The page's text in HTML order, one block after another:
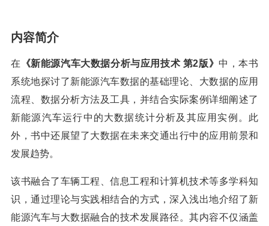
内容简介
在 《新能源汽车大数据分析与应用技术 第2版》 中，本书
系统地探讨了新能源汽车数据的基础理论、大数据的应用
流程、数据分析方法及工具，并结合实际案例详细阐述了
新能源汽车运行中的大数据统计分析及其应用实例。此
外，书中还展望了大数据在未来交通出行中的应用前景和
发展趋势。
该书融合了车辆工程、信息工程和计算机技术等多学科知
识，通过理论与实践相结合的方式，深入浅出地介绍了新
能源汽车与大数据融合的技术发展路径。其内容不仅涵盖